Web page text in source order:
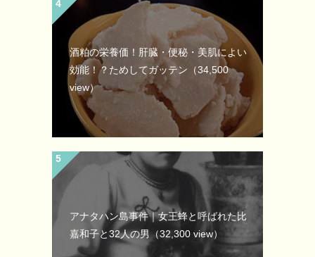
酒粕の栄養価！肝臓・便秘・美肌によい
効能！？ためしてガッテン （34,500
view）
アナタハン島事件｜女王蜂と呼ばれた比
嘉和子と32人の男（32,300 view）